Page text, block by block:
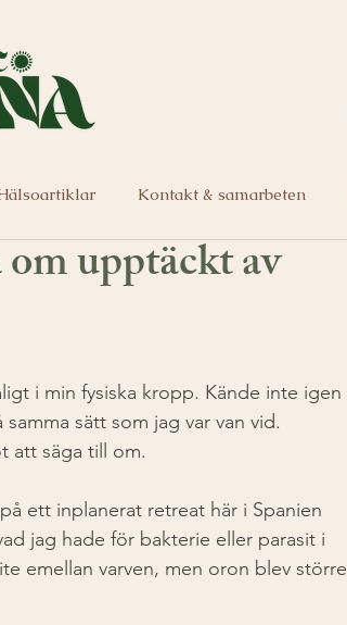
Kontakt & samarbeten
upptäckt av
i min fysiska kropp. Kände inte igen
sätt som jag var van vid.
att säga till om.
ett inplanerat retreat här i Spanien
jag hade för bakterie eller parasit i
emellan varven, men oron blev större